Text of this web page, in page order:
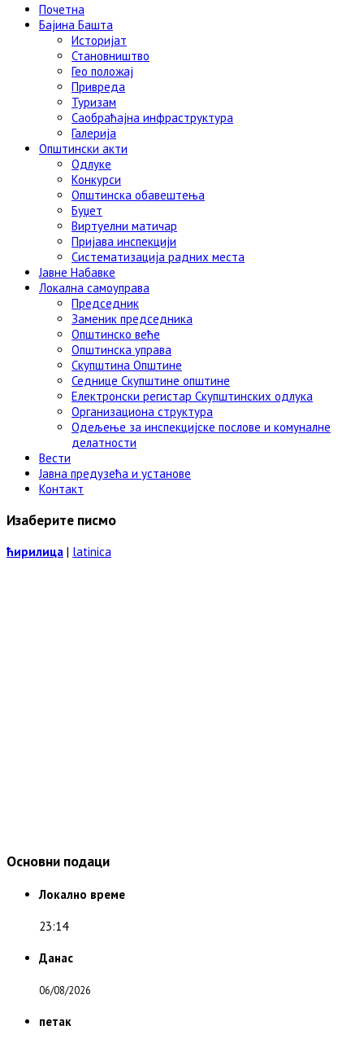
Почетна
Бајина Башта
Историјат
Становништво
Гео положај
Привреда
Туризам
Саобраћајна инфраструктура
Галерија
Општински акти
Одлуке
Конкурси
Општинска обавештења
Буџет
Виртуелни матичар
Пријава инспекцији
Систематизација радних места
Јавне Набавке
Локална самоуправа
Председник
Заменик председника
Општинско веће
Општинска управа
Скупштина Општине
Седнице Скупштине општине
Електронски регистар Скупштинских одлука
Организациона структура
Одељење за инспекцијске послове и комуналне
делатности
Вести
Јавна предузећа и установе
Контакт
Изаберите писмо
ћирилица | latinica
Основни подаци
Локално време
23:14
Данас
06/08/2026
петак